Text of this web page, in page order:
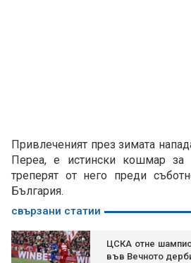
Привлеченият през зимата
Переа, е истински кошмар за
треперят от него преди
България.
свързани статии
ЦСКА отне
във Вечното